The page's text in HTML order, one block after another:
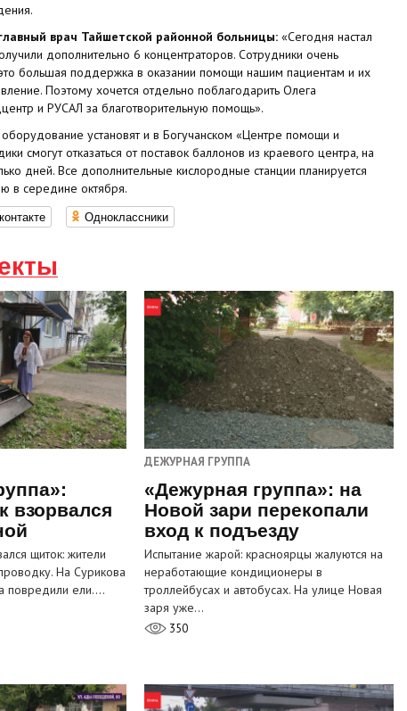
врач Тайшетской районной больницы: «Сегодня настал
дополнительно 6 концентраторов. Сотрудники очень
большая поддержка в оказании помощи нашим пациентам и их
Поэтому хочется отдельно поблагодарить Олега
и РУСАЛ за благотворительную помощь».
установят и в Богучанском «Центре помощи и
смогут отказаться от поставок баллонов из краевого центра, на
дней. Все дополнительные кислородные станции планируется
в середине октября.
Одноклассники
взорвался
щиток: жители
На Сурикова
повредили ели.…
ДЕЖУРНАЯ ГРУППА
«Дежурная группа»: на
Новой зари перекопали
вход к подъезду
Испытание жарой: красноярцы жалуются на
неработающие кондиционеры в
троллейбусах и автобусах. На улице Новая
заря уже…
350